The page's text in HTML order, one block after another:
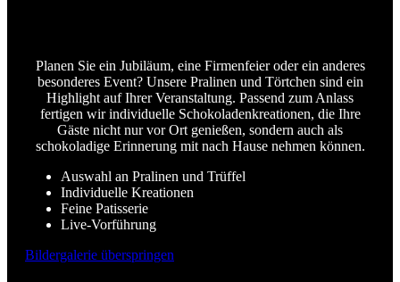
Planen Sie ein Jubiläum, eine Firmenfeier oder ein anderes
besonderes Event? Unsere Pralinen und Törtchen sind ein
Highlight auf Ihrer Veranstaltung. Passend zum Anlass
fertigen wir individuelle Schokoladenkreationen, die Ihre
Gäste nicht nur vor Ort genießen, sondern auch als
schokoladige Erinnerung mit nach Hause nehmen können.
Auswahl an Pralinen und Trüffel
Individuelle Kreationen
Feine Patisserie
Live-Vorführung
Bildergalerie überspringen